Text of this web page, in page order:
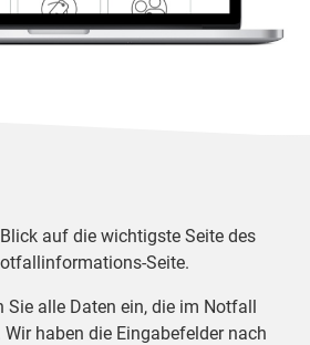
auf die wichtigste Seite des
Seite.
Sie alle Daten ein, die im Notfall
haben die Eingabefelder nach